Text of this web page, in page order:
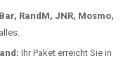
RandM, JNR, Mosmo,
Ihr Paket erreicht Sie in